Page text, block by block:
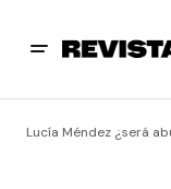
Lucía Méndez ¿será